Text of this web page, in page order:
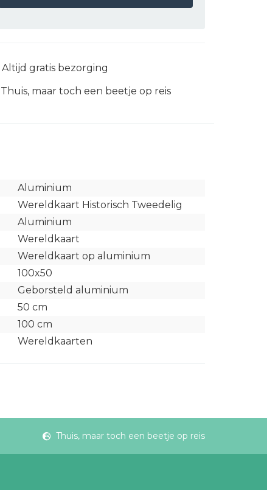
Altijd gratis bezorging
Thuis, maar toch een beetje op reis
Aluminium
Wereldkaart Historisch Tweedelig
Aluminium
Wereldkaart
Wereldkaart op aluminium
100x50
Geborsteld aluminium
50 cm
100 cm
Wereldkaarten
Thuis, maar toch een beetje op reis